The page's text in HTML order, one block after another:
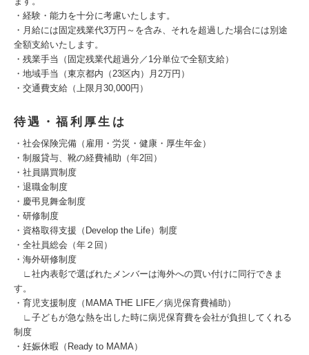
・経験・能力を十分に考慮いたします。
・月給には固定残業代3万円～を含み、それを超過した場合には別途
全額支給いたします。
・残業手当（固定残業代超過分／1分単位で全額支給）
・地域手当（東京都内（23区内）月2万円）
・交通費支給（上限月30,000円）
待遇・福利厚生は
・社会保険完備（雇用・労災・健康・厚生年金）
・制服貸与、靴の経費補助（年2回）
・社員購買制度
・退職金制度
・慶弔見舞金制度
・研修制度
・資格取得支援（Develop the Life）制度
・全社員総会（年２回）
・海外研修制度
∟社内表彰で選ばれたメンバーは海外への買い付けに同行できま
す。
・育児支援制度（MAMA THE LIFE／病児保育費補助）
∟子どもが急な熱を出した時に病児保育費を会社が負担してくれる
制度
・妊娠休暇（Ready to MAMA）